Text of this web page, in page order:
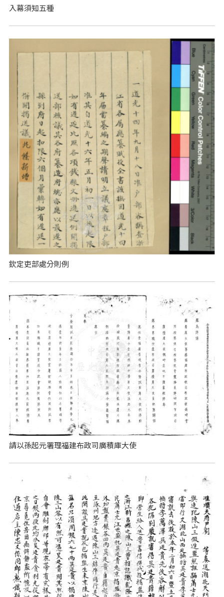
入幕須知五種
欽定吏部處分則例
請以孫起元署理福建布政司廣積庫大使